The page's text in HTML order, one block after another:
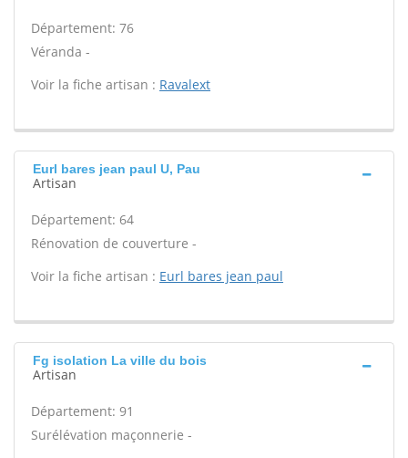
Département: 76
Véranda -
Voir la fiche artisan : Ravalext
Eurl bares jean paul U, Pau
Artisan
Département: 64
Rénovation de couverture -
Voir la fiche artisan : Eurl bares jean paul
Fg isolation La ville du bois
Artisan
Département: 91
Surélévation maçonnerie -